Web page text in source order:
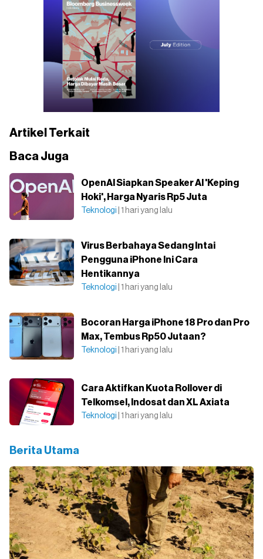
Artikel Terkait
Baca Juga
OpenAI Siapkan Speaker AI 'Keping
Hoki', Harga Nyaris Rp5 Juta
Teknologi | 1 hari yang lalu
Virus Berbahaya Sedang Intai
Pengguna iPhone Ini Cara
Hentikannya
Teknologi | 1 hari yang lalu
Bocoran Harga iPhone 18 Pro dan Pro
Max, Tembus Rp50 Jutaan?
Teknologi | 1 hari yang lalu
Cara Aktifkan Kuota Rollover di
Telkomsel, Indosat dan XL Axiata
Teknologi | 1 hari yang lalu
Berita Utama